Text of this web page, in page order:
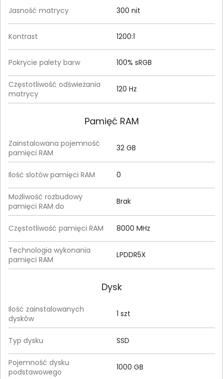
Jasność matrycy 300 nit
Kontrast 1200:1
Pokrycie palety barw 100% sRGB
Częstotliwość odświeżania
matrycy
120 Hz
Pamięć RAM
Zainstalowana pojemność
pamięci RAM
32 GB
Ilość slotów pamięci RAM 0
Możliwość rozbudowy
pamięci RAM do
Brak
Częstotliwość pamięci RAM 8000 MHz
Technologia wykonania
pamięci RAM
LPDDR5X
Dysk
Ilość zainstalowanych
dysków
1 szt
Typ dysku SSD
Pojemność dysku
podstawowego
1000 GB